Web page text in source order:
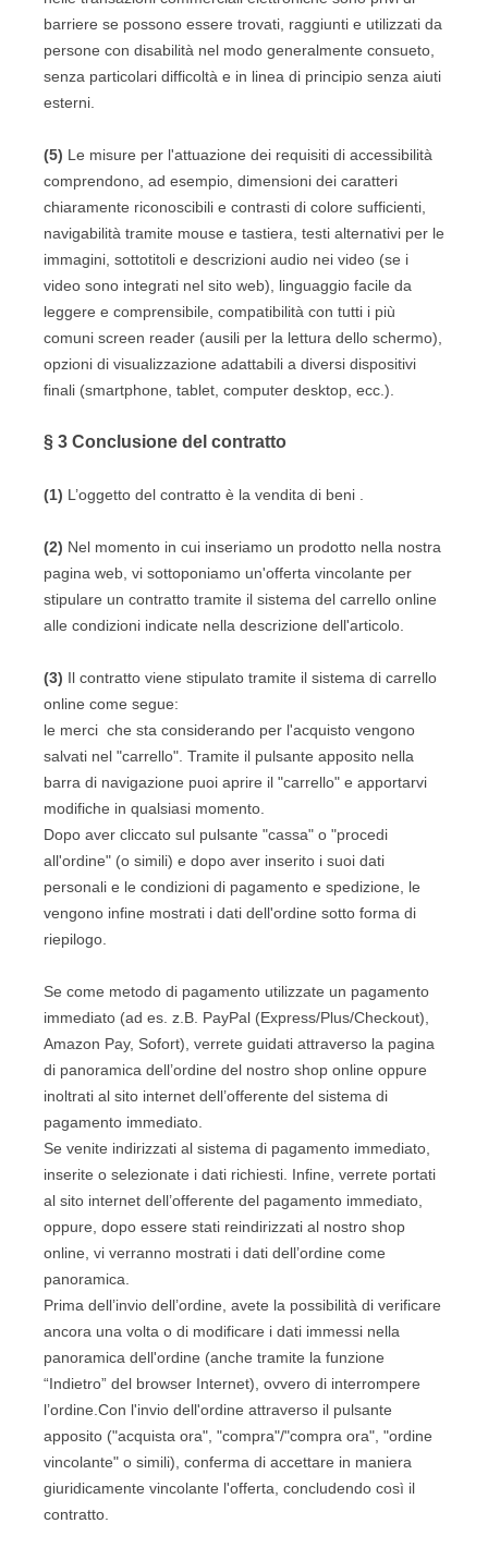
barriere se possono essere trovati, raggiunti e utilizzati da
persone con disabilità nel modo generalmente consueto,
senza particolari difficoltà e in linea di principio senza aiuti
esterni.
(5) Le misure per l'attuazione dei requisiti di accessibilità
comprendono, ad esempio, dimensioni dei caratteri
chiaramente riconoscibili e contrasti di colore sufficienti,
navigabilità tramite mouse e tastiera, testi alternativi per le
immagini, sottotitoli e descrizioni audio nei video (se i
video sono integrati nel sito web), linguaggio facile da
leggere e comprensibile, compatibilità con tutti i più
comuni screen reader (ausili per la lettura dello schermo),
opzioni di visualizzazione adattabili a diversi dispositivi
finali (smartphone, tablet, computer desktop, ecc.).
§ 3 Conclusione del contratto
(1) L’oggetto del contratto è la vendita di beni
(2) Nel momento in cui inseriamo un prodotto nella nostra
pagina web, vi sottoponiamo un'offerta vincolante per
stipulare un contratto tramite il sistema del carrello online
alle condizioni indicate nella descrizione dell'articolo.
(3) Il contratto viene stipulato tramite il sistema di carrello
online come segue:
le merci che sta considerando per l'acquisto vengono
salvati nel "carrello". Tramite il pulsante apposito nella
barra di navigazione puoi aprire il "carrello" e apportarvi
modifiche in qualsiasi momento.
Dopo aver cliccato sul pulsante "cassa" o "procedi
all'ordine" (o simili) e dopo aver inserito i suoi dati
personali e le condizioni di pagamento e spedizione, le
vengono infine mostrati i dati dell'ordine sotto forma di
riepilogo.
Se come metodo di pagamento utilizzate un pagamento
immediato (ad es. z.B. PayPal (Express/Plus/Checkout),
Amazon Pay, Sofort), verrete guidati attraverso la pagina
di panoramica dell’ordine del nostro shop online oppure
inoltrati al sito internet dell’offerente del sistema di
pagamento immediato.
Se venite indirizzati al sistema di pagamento immediato,
inserite o selezionate i dati richiesti. Infine, verrete portati
al sito internet dell’offerente del pagamento immediato,
oppure, dopo essere stati reindirizzati al nostro shop
online, vi verranno mostrati i dati dell’ordine come
panoramica.
Prima dell’invio dell’ordine, avete la possibilità di verificare
ancora una volta o di modificare i dati immessi nella
panoramica dell'ordine (anche tramite la funzione
“Indietro” del browser Internet), ovvero di interrompere
l’ordine. Con l'invio dell'ordine attraverso il pulsante
apposito ("acquista ora", "compra"/"compra ora", "ordine
vincolante" o simili), conferma di accettare in maniera
giuridicamente vincolante l'offerta, concludendo così il
contratto.